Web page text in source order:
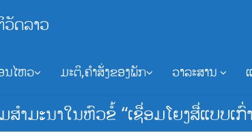
ວັດລາວ
ນໄຫວ ມະຕິ,ຄຳສັ່ງຂອງພັກ ວາລະສານ
ຳມະນາໃນຫົວຂໍ້ “ເຊື່ອມໂຍງສື່ແບບເ